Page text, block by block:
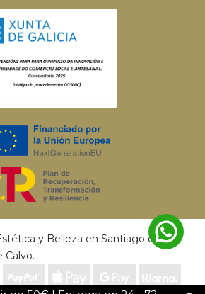
y Belleza en Santiago de
Calvo.